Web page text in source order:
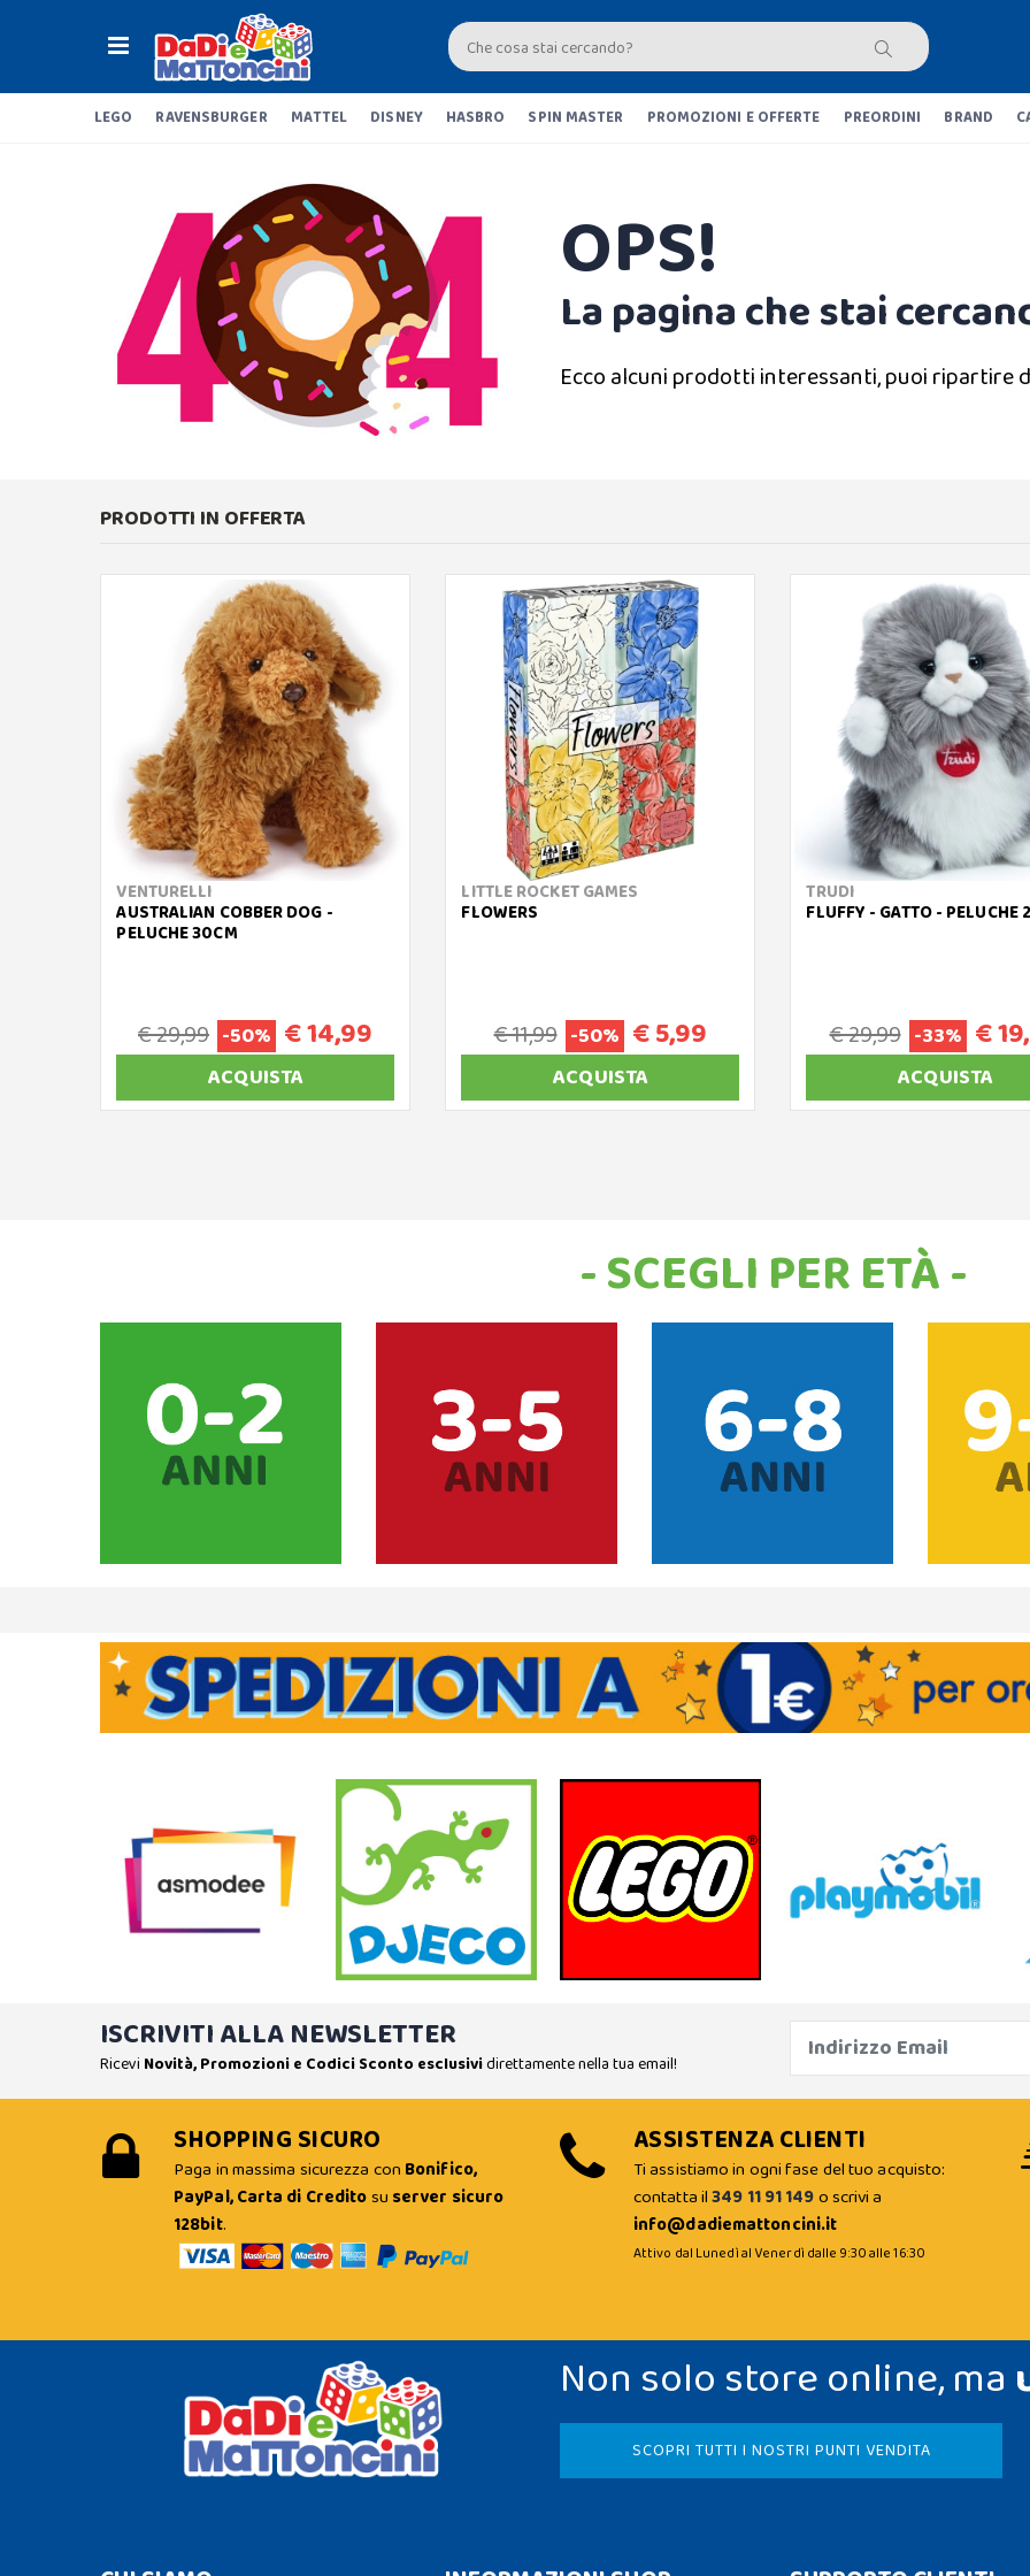
LEGO RAVENSBURGER MATTEL DISNEY HASBRO SPIN MASTER PROMOZIONI E OFFERTE PREORDINI BRAND
OPS!
La pagina che stai
Ecco alcuni prodotti interessanti, puoi ripartire
PRODOTTI IN OFFERTA
VENTURELLI
AUSTRALIAN COBBER DOG -
PELUCHE 30CM
€ 29,99 -50% € 14,99
ACQUISTA
LITTLE ROCKET GAMES
FLOWERS
€ 11,99 -50% € 5,99
ACQUISTA
TRUDI
FLUFFY - GATTO - PELUCHE
€ 29,99 -33% €
ACQUISTA
- SCEGLI PER ETÀ -
ISCRIVITI ALLA NEWSLETTER
Ricevi Novità, Promozioni e Codici Sconto esclusividirettamente nella tua email!
SHOPPING SICURO
Paga in massima sicurezza con Bonifico,
PayPal, Carta di Creditosu server sicuro
128bit.
ASSISTENZA CLIENTI
Ti assistiamo in ogni fase del tuo acquisto:
contatta il349 11 91 149o scrivi a
info@dadiemattoncini.it
Attivo dal Lunedì al Venerdì dalle 9:30 alle 16:30
Non solo store online, ma
SCOPRI TUTTI I NOSTRI PUNTI VENDITA